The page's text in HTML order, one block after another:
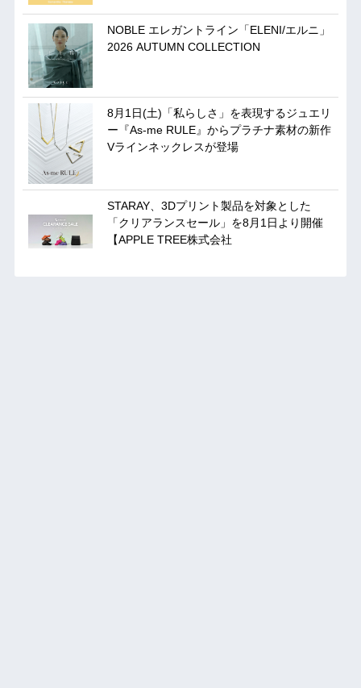
NOBLE エレガントライン「ELENI/エルニ」
2026 AUTUMN COLLECTION
8月1日(土)「私らしさ」を表現するジュエリ
ー『As-me RULE』からプラチナ素材の新作
Vラインネックレスが登場
STARAY、3Dプリント製品を対象とした
「クリアランスセール」を8月1日より開催
【APPLE TREE株式会社